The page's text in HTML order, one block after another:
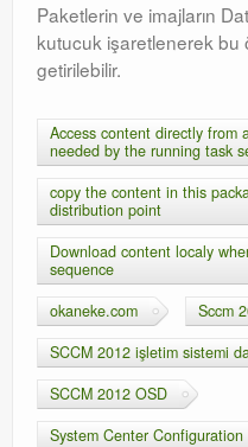
Paketlerin ve imajların
kutucuk işaretlenerek bu
getirilebilir.
Access content directly from
needed by the running task
copy the content in this
distribution point
Download content localy
sequence
okaneke.com
Sccm
SCCM 2012 işletim sistemi
SCCM 2012 OSD
System Center Configuration